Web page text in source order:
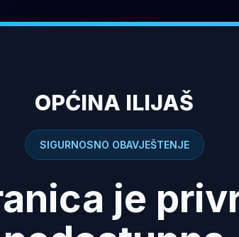
OPĆINA ILIJAŠ
SIGURNOSNO OBAVJEŠTENJE
je